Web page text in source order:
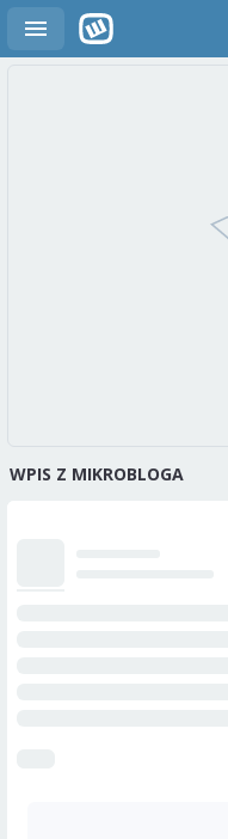
WPIS Z MIKROBLOGA